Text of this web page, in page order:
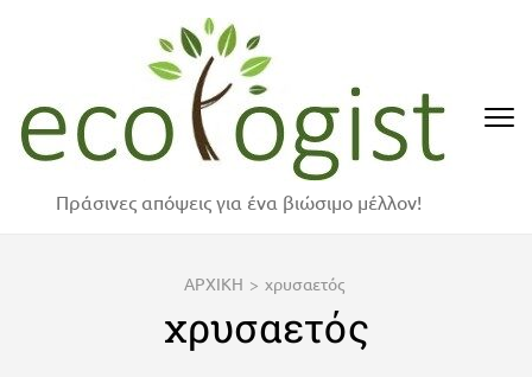
Enter)
Πράσινες απόψεις για ένα βιώσιμο μέλλον!
ΑΡΧΙΚΗ > χρυσαετός
χρυσαετός